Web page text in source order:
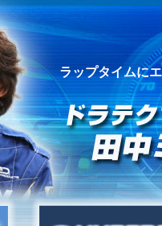
ラップタイムに